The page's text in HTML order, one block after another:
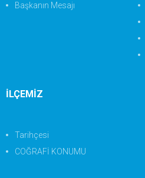
Başkanın Mesajı
İLÇEMİZ
Tarihçesi
COĞRAFİ KONUMU